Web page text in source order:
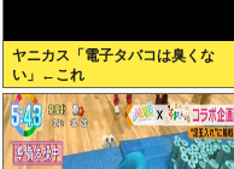
ヤニカス「電子タバコは臭くな
い」←これ